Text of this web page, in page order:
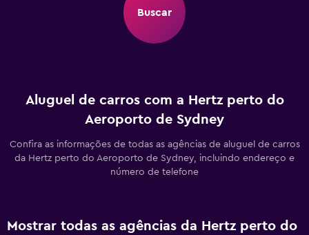
Buscar
Aluguel de carros com a Hertz perto do
Aeroporto de Sydney
Confira as informações de todas as agências de aluguel de carros
da Hertz perto do Aeroporto de Sydney, incluindo endereço e
número de telefone
Mostrar todas as agências da Hertz perto do